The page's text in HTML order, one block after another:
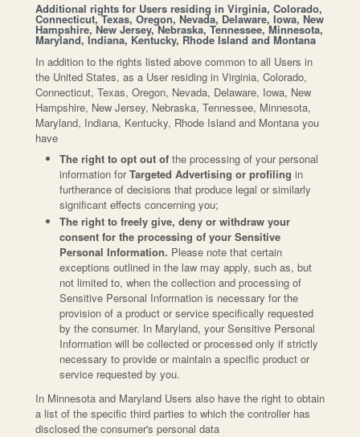
Additional rights for Users residing in Virginia, Colorado,
Connecticut, Texas, Oregon, Nevada, Delaware, Iowa, New
Hampshire, New Jersey, Nebraska, Tennessee, Minnesota,
Maryland, Indiana, Kentucky, Rhode Island and Montana
In addition to the rights listed above common to all Users in
the United States, as a User residing in Virginia, Colorado,
Connecticut, Texas, Oregon, Nevada, Delaware, Iowa, New
Hampshire, New Jersey, Nebraska, Tennessee, Minnesota,
Maryland, Indiana, Kentucky, Rhode Island and Montana you
have
The right to opt out of the processing of your personal
information forTargeted Advertising or profiling in
furtherance of decisions that produce legal or similarly
significant effects concerning you;
The right to freely give, deny or withdraw your
consent for the processing of your Sensitive
Personal Information. Please note that certain
exceptions outlined in the law may apply, such as, but
not limited to, when the collection and processing of
Sensitive Personal Information is necessary for the
provision of a product or service specifically requested
by the consumer. In Maryland, your Sensitive Personal
Information will be collected or processed only if strictly
necessary to provide or maintain a specific product or
service requested by you.
In Minnesota and Maryland Users also have the right to obtain
a list of the specific third parties to which the controller has
disclosed the consumer's personal data